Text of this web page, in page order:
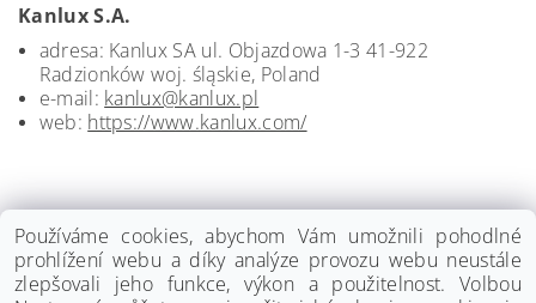
Kanlux S.A.
adresa: Kanlux SA ul. Objazdowa 1-3 41-922
Radzionków woj. śląskie, Poland
e-mail: kanlux@kanlux.pl
web: https://www.kanlux.com/
Používáme cookies, abychom Vám umožnili pohodlné
prohlížení webu a díky analýze provozu webu neustále
zlepšovali jeho funkce, výkon a použitelnost. Volbou